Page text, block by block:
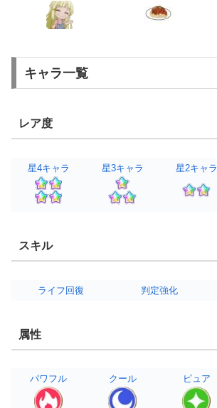
キャラ一覧
レア度
星4キャラ 星3キャラ 星2キャラ
スキル
ライフ回復 判定強化
属性
パワフル クール ピュア